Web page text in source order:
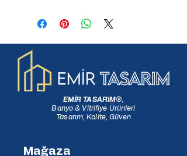
EMİR TASARIM®,
Banyo & Vitrifiye Ürünleri
Tasarım, Kalite, Güven
Mağaza